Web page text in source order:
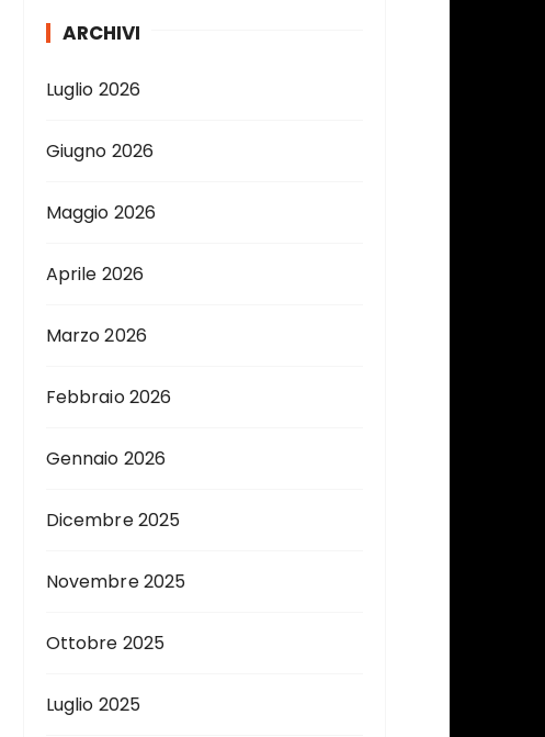
ARCHIVI
Luglio 2026
Giugno 2026
Maggio 2026
Aprile 2026
Marzo 2026
Febbraio 2026
Gennaio 2026
Dicembre 2025
Novembre 2025
Ottobre 2025
Luglio 2025